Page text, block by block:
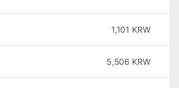
1,101 KRW
5,506 KRW